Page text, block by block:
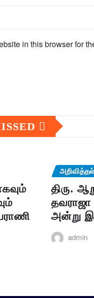
in this browser for
திரு.
அன்று
admin